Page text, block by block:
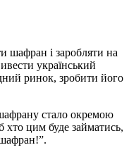
шафран і заробляти на
український
ринок, зробити його
стало окремою
хто цим буде займатись,